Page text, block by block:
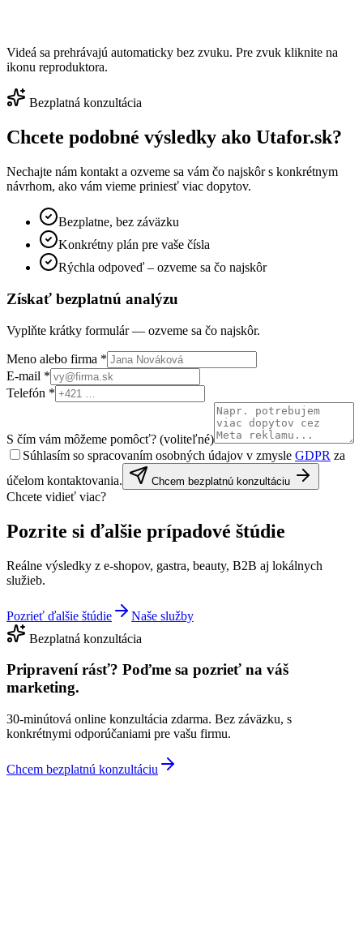
Videá sa prehrávajú automaticky bez zvuku. Pre zvuk kliknite na
ikonu reproduktora.
Bezplatná konzultácia
Chcete podobné výsledky ako Utafor.sk?
Nechajte nám kontakt a ozveme sa vám čo najskôr s konkrétnym
návrhom, ako vám vieme priniesť viac dopytov.
Bezplatne, bez záväzku
Konkrétny plán pre vaše čísla
Rýchla odpoveď – ozveme sa čo najskôr
Získať bezplatnú analýzu
Vyplňte krátky formulár — ozveme sa čo najskôr.
Meno alebo firma *
E-mail *
Telefón *
S čím vám môžeme pomôcť? (voliteľné)
Súhlasím so spracovaním osobných údajov v zmysle GDPR za
účelom kontaktovania.
Chcem bezplatnú konzultáciu
Chcete vidieť viac?
Pozrite si ďalšie prípadové štúdie
Reálne výsledky z e-shopov, gastra, beauty, B2B aj lokálnych
služieb.
Pozrieť ďalšie štúdie
Naše služby
Bezplatná konzultácia
Pripravení rásť? Poďme sa pozrieť na váš
marketing.
30-minútová online konzultácia zdarma. Bez záväzku, s
konkrétnymi odporúčaniami pre vašu firmu.
Chcem bezplatnú konzultáciu